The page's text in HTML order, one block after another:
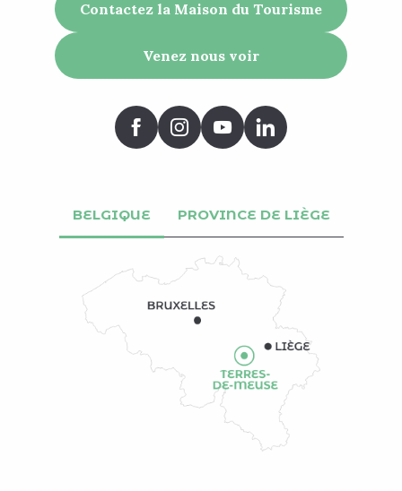
Contactez la Maison du Tourisme
Venez nous voir
BELGIQUE PROVINCE DE LIÈGE